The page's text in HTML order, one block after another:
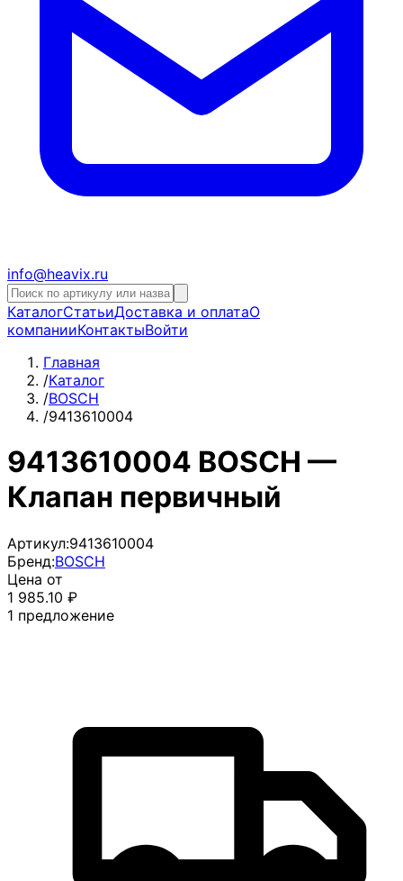
info@heavix.ru
КаталогСтатьиДоставка и оплатаО
компанииКонтактыВойти
Главная
/Каталог
/BOSCH
/9413610004
9413610004 BOSCH —
Клапан первичный
Артикул:9413610004
Бренд:BOSCH
Цена от
1 985.10 ₽
1 предложение